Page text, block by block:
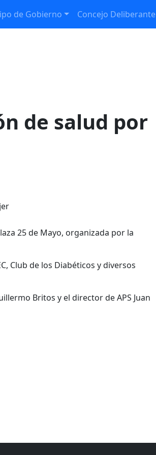
de Gobierno Concejo Deliberante
de salud por
25 de Mayo, organizada por la
Club de los Diabéticos y diversos
Britos y el director de APS Juan